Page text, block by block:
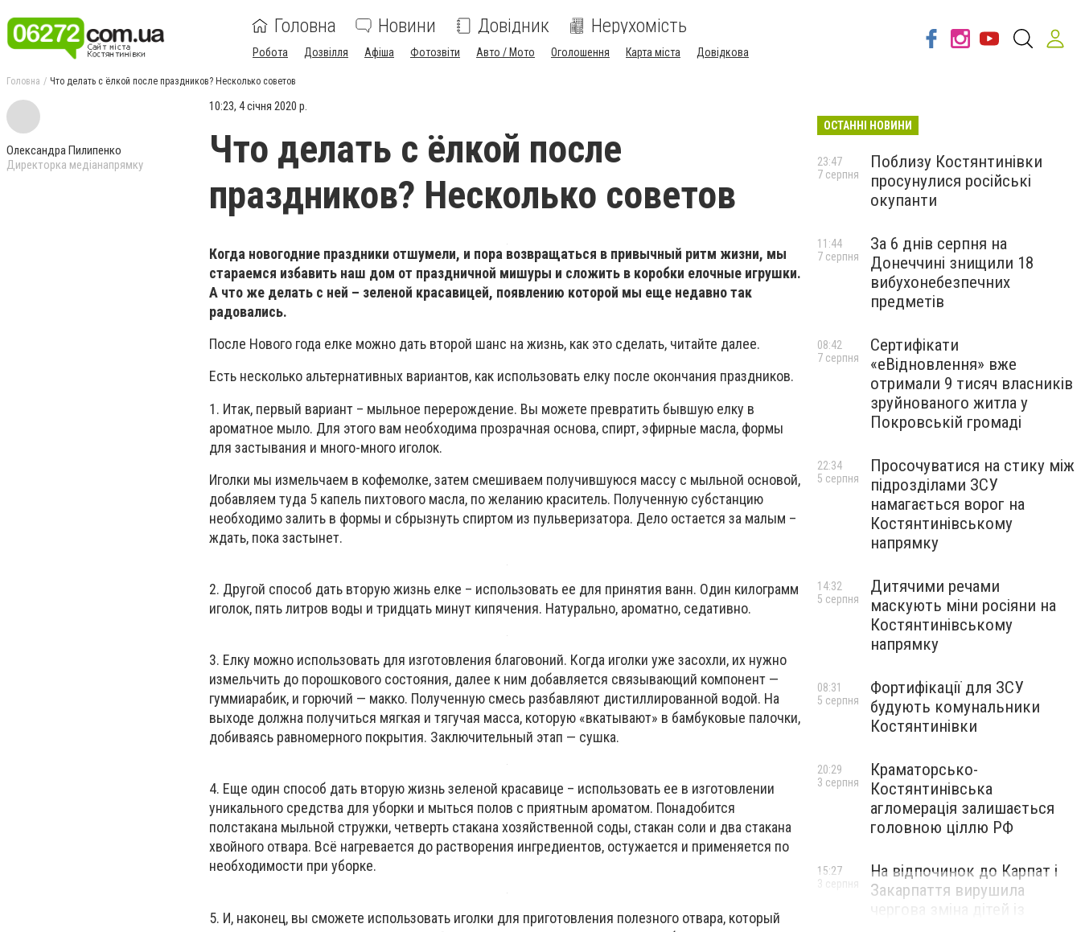
Головна Новини Довідник Нерухомість
Робота Дозвілля Афіша Фотозвіти Авто / Мото Оголошення Карта міста Довідкова
Головна Что делать с ёлкой после праздников? Несколько советов
Олександра Пилипенко
Директорка медіанапрямку
10:23, 4 січня 2020 р.
Что делать с ёлкой после
праздников? Несколько советов
Когда новогодние праздники отшумели, и пора возвращаться в привычный ритм жизни, мы
стараемся избавить наш дом от праздничной мишуры и сложить в коробки елочные игрушки.
А что же делать с ней – зеленой красавицей, появлению которой мы еще недавно так
радовались.
После Нового года елке можно дать второй шанс на жизнь, как это сделать, читайте далее.
Есть несколько альтернативных вариантов, как использовать елку после окончания праздников.
1. Итак, первый вариант – мыльное перерождение. Вы можете превратить бывшую елку в
ароматное мыло. Для этого вам необходима прозрачная основа, спирт, эфирные масла, формы
для застывания и много-много иголок.
Иголки мы измельчаем в кофемолке, затем смешиваем получившуюся массу с мыльной основой,
добавляем туда 5 капель пихтового масла, по желанию краситель. Полученную субстанцию
необходимо залить в формы и сбрызнуть спиртом из пульверизатора. Дело остается за малым –
ждать, пока застынет.
2. Другой способ дать вторую жизнь елке – использовать ее для принятия ванн. Один килограмм
иголок, пять литров воды и тридцать минут кипячения. Натурально, ароматно, седативно.
3. Елку можно использовать для изготовления благовоний. Когда иголки уже засохли, их нужно
измельчить до порошкового состояния, далее к ним добавляется связывающий компонент —
гуммиарабик, и горючий — макко. Полученную смесь разбавляют дистиллированной водой. На
выходе должна получиться мягкая и тягучая масса, которую «вкатывают» в бамбуковые палочки,
добиваясь равномерного покрытия. Заключительный этап — сушка.
4. Еще один способ дать вторую жизнь зеленой красавице – использовать ее в изготовлении
уникального средства для уборки и мыться полов с приятным ароматом. Понадобится
полстакана мыльной стружки, четверть стакана хозяйственной соды, стакан соли и два стакана
хвойного отвара. Всё нагревается до растворения ингредиентов, остужается и применяется по
необходимости при уборке.
5. И, наконец, вы сможете использовать иголки для приготовления полезного отвара, который
ОСТАННІ НОВИНИ
Поблизу Костянтинівки
просунулися російські
окупанти
23:47
7 серпня
За 6 днів серпня на
Донеччині знищили 18
вибухонебезпечних
предметів
11:44
7 серпня
Сертифікати
«еВідновлення» вже
отримали 9 тисяч власників
зруйнованого житла у
Покровській громаді
08:42
7 серпня
Просочуватися на стику між
підрозділами ЗСУ
намагається ворог на
Костянтинівському
напрямку
22:34
5 серпня
Дитячими речами
маскують міни росіяни на
Костянтинівському
напрямку
14:32
5 серпня
Фортифікації для ЗСУ
будують комунальники
Костянтинівки
08:31
5 серпня
Краматорсько-
Костянтинівська
агломерація залишається
головною ціллю РФ
20:29
3 серпня
На відпочинок до Карпат і
Закарпаття вирушила
чергова зміна дітей із
15:27
3 серпня